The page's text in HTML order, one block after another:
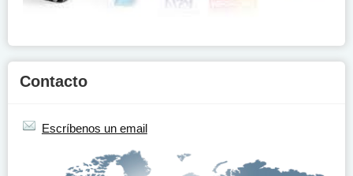
Contacto
Escríbenos un email